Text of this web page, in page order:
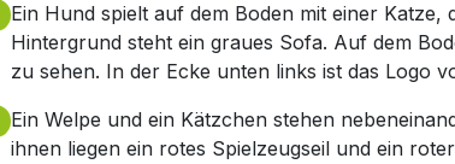
Ein Hund spielt auf dem Boden mit einer Katze,
Hintergrund steht ein graues Sofa. Auf dem
zu sehen. In der Ecke unten links ist das Logo
Ein Welpe und ein Kätzchen stehen
ihnen liegen ein rotes Spielzeugseil und ein